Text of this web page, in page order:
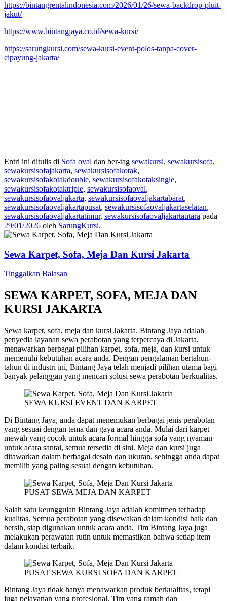
https://bintangrentalindonesia.com/2026/01/26/sewa-backdrop-pluit-
jakut/
https://www.bintangjaya.co.id/sewa-kursi/
https://sarungkursi.com/sewa-kursi-event-polos-tanpa-cover-
cipayung-jakarta/
Entri ini ditulis di Sofa oval dan ber-tag sewakursi, sewakursisofa,
sewakursisofajakarta, sewakursisofakotak,
sewakursisofakotakdouble, sewakursisofakotaksingle,
sewakursisofakotaktriple, sewakursisofaoval,
sewakursisofaovaljakarta, sewakursisofaovaljakartabarat,
sewakursisofaovaljakartapusat, sewakursisofaovaljakartaselatan,
sewakursisofaovaljakartatimur, sewakursisofaovaljakartautara pada
29/01/2026 oleh SarungKursi.
Sewa Karpet, Sofa, Meja Dan Kursi Jakarta
Tinggalkan Balasan
SEWA KARPET, SOFA, MEJA DAN
KURSI JAKARTA
Sewa karpet, sofa, meja dan kursi Jakarta. Bintang Jaya adalah
penyedia layanan sewa perabotan yang terpercaya di Jakarta,
menawarkan berbagai pilihan karpet, sofa, meja, dan kursi untuk
memenuhi kebutuhan acara anda. Dengan pengalaman bertahun-
tahun di industri ini, Bintang Jaya telah menjadi pilihan utama bagi
banyak pelanggan yang mencari solusi sewa perabotan berkualitas.
SEWA KURSI EVENT DAN KARPET
Di Bintang Jaya, anda dapat menemukan berbagai jenis perabotan
yang sesuai dengan tema dan gaya acara anda. Mulai dari karpet
mewah yang cocok untuk acara formal hingga sofa yang nyaman
untuk acara santai, semua tersedia di sini. Meja dan kursi juga
ditawarkan dalam berbagai desain dan ukuran, sehingga anda dapat
memilih yang paling sesuai dengan kebutuhan.
PUSAT SEWA MEJA DAN KARPET
Salah satu keunggulan Bintang Jaya adalah komitmen terhadap
kualitas. Semua perabotan yang disewakan dalam kondisi baik dan
bersih, siap digunakan untuk acara anda. Tim Bintang Jaya juga
melakukan perawatan rutin untuk memastikan bahwa setiap item
dalam kondisi terbaik.
PUSAT SEWA KURSI SOFA DAN KARPET
Bintang Jaya tidak hanya menawarkan produk berkualitas, tetapi
juga pelayanan yang profesional. Tim yang ramah dan